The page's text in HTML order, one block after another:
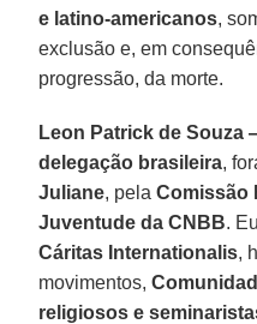
e latino-americanos,
exclusão e, em
progressão, da morte.
Leon Patrick de Souza
delegação brasileira,
Juliane, pelaComissão
Juventude da CNBB.
Cáritas Internationalis,
movimentos,
religiosos e